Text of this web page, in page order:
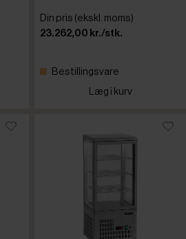
Din pris (ekskl. moms)
23.262,00 kr./stk.
Bestillingsvare
Læg i kurv